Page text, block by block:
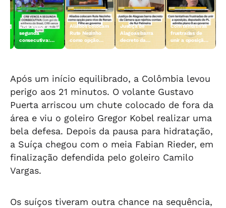
CRB vence a
segunda
consecutiva:
Galo vence o
Aliados colocam
Rute Nezinho
como opção
Justiça de
Alagoas barra
decreto da
Com tentativas
frustradas de
unir a oposição,
Após um início equilibrado, a Colômbia levou
perigo aos 21 minutos. O volante Gustavo
Puerta arriscou um chute colocado de fora da
área e viu o goleiro Gregor Kobel realizar uma
bela defesa. Depois da pausa para hidratação,
a Suíça chegou com o meia Fabian Rieder, em
finalização defendida pelo goleiro Camilo
Vargas.
Os suíços tiveram outra chance na sequência,